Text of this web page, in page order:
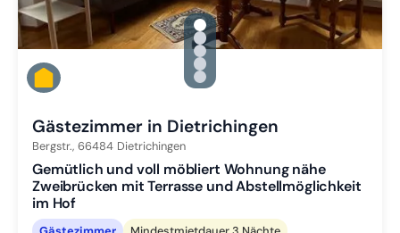
gallery.slide_selector
Zu Slide 1 wechseln
Zu Slide 2 wechseln
Zu Slide 3 wechseln
Zu Slide 4 wechseln
Zu Slide 5 wechseln
Gästezimmer in Dietrichingen
Bergstr., 66484 Dietrichingen
Gemütlich und voll möbliert Wohnung nähe
Zweibrücken mit Terrasse und Abstellmöglichkeit
im Hof